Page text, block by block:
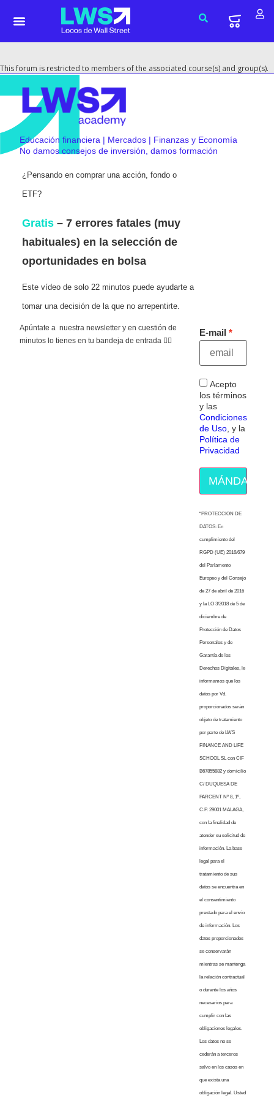
This forum is restricted to members of the associated course(s) and group(s).
Educación financiera | Mercados | Finanzas y Economía
No damos consejos de inversión, damos formación
¿Pensando en comprar una acción, fondo o
ETF?
Gratis – 7 errores fatales (muy
habituales) en la selección de
oportunidades en bolsa
Este vídeo de solo 22 minutos puede ayudarte a
tomar una decisión de la que no arrepentirte.
Apúntate a nuestra newsletter y en cuestión de
minutos lo tienes en tu bandeja de entrada 👇🏻
E-mail
Acepto
los términos
y las
Condiciones
de Uso, y la
Política de
Privacidad
MÁNDAME
“PROTECCION DE
DATOS: En
cumplimiento del
RGPD (UE) 2016/679
del Parlamento
Europeo y del Consejo
de 27 de abril de 2016
y la LO 3/2018 de 5 de
diciembre de
Protección de Datos
Personales y de
Garantía de los
Derechos Digitales, le
informamos que los
datos por Vd.
proporcionados serán
objeto de tratamiento
por parte de LWS
FINANCE AND LIFE
SCHOOL SL con CIF
B67855882 y domicilio
C/ DUQUESA DE
PARCENT Nº 8, 1º,
C.P. 29001 MALAGA,
con la finalidad de
atender su solicitud de
información. La base
legal para el
tratamiento de sus
datos se encuentra en
el consentimiento
prestado para el envío
de información. Los
datos proporcionados
se conservarán
mientras se mantenga
la relación contractual
o durante los años
necesarios para
cumplir con las
obligaciones legales.
Los datos no se
cederán a terceros
salvo en los casos en
que exista una
obligación legal. Usted